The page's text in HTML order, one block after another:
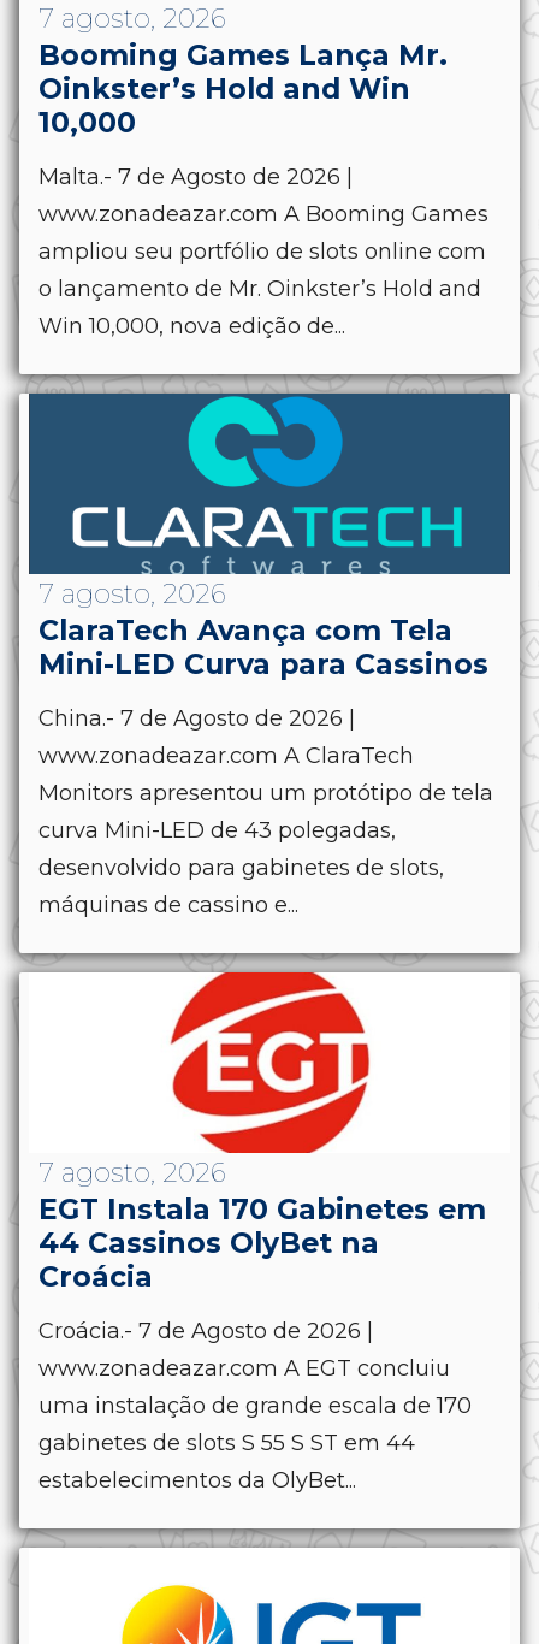
7 agosto, 2026
Booming Games Lança Mr.
Oinkster’s Hold and Win
10,000
Malta.- 7 de Agosto de 2026 |
www.zonadeazar.com A Booming Games
ampliou seu portfólio de slots online com
o lançamento de Mr. Oinkster’s Hold and
Win 10,000, nova edição de...
7 agosto, 2026
ClaraTech Avança com Tela
Mini-LED Curva para Cassinos
China.- 7 de Agosto de 2026 |
www.zonadeazar.com A ClaraTech
Monitors apresentou um protótipo de tela
curva Mini-LED de 43 polegadas,
desenvolvido para gabinetes de slots,
máquinas de cassino e...
7 agosto, 2026
EGT Instala 170 Gabinetes em
44 Cassinos OlyBet na
Croácia
Croácia.- 7 de Agosto de 2026 |
www.zonadeazar.com A EGT concluiu
uma instalação de grande escala de 170
gabinetes de slots S 55 S ST em 44
estabelecimentos da OlyBet...